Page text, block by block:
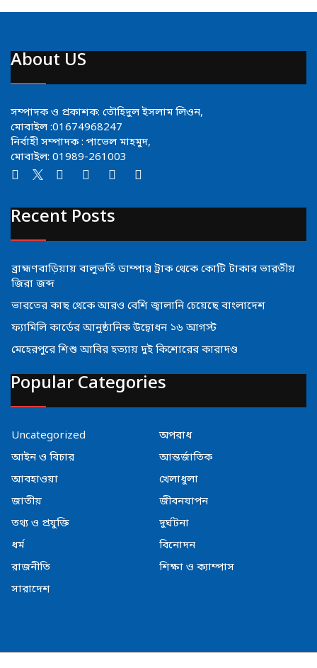
About US
সম্পাদক ও প্রকাশক: তৌহিদুল ইসলাম লিওন,
মোবাইল :01674968247
নির্বাহী সম্পাদক : পাভেল মাহমুদ,
মোবাইল: 01989-261003
Recent Posts
ব্রাহ্মণবাড়িয়ায় বালুভর্তি ডাম্পার ট্রাক থেকে কোটি টাকার ভারতীয়
জিরা জব্দ
ভারতের কাছ থেকে আরও বেশি জ্বালানি চেয়েছে বাংলাদেশ
ফ্যামিলি কার্ডের আনুষ্ঠানিক উদ্বোধন ১৬ আগস্ট
মেহেরপুরে শিশু আবির হত্যায় দুই কিশোরের কারাদণ্ড
Popular Categories
Uncategorized
অপরাধ
আইন ও বিচার
আন্তর্জাতিক
আবহাওয়া
খেলাধুলা
জাতীয়
জীবনযাপন
তথ্য ও প্রযুক্তি
দুর্ঘটনা
ধর্ম
বিনোদন
রাজনীতি
শিক্ষা ও ক্যাম্পাস
সারাদেশ